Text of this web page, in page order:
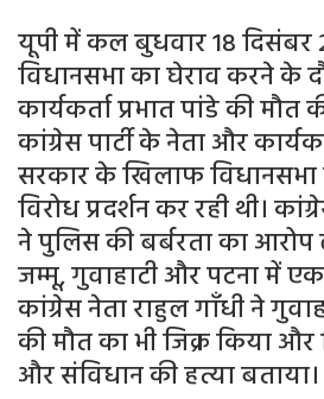
यूपी में कल बुधवार 18 दिसंबर
विधानसभा का घेराव करने के
कार्यकर्ता प्रभात पांडे की
कांग्रेस पार्टी के नेता और
सरकार के खिलाफ
विरोध प्रदर्शन कर रही थी।
ने पुलिस की बर्बरता का आरोप
जम्मू, गुवाहाटी और पटना में
कांग्रेस नेता राहुल गाँधी ने
की मौत का भी जिक्र किया
और संविधान की हत्या बताया।